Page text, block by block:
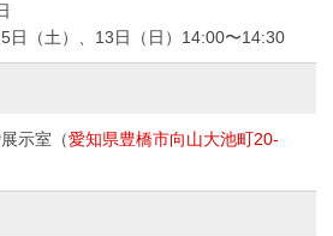
日（土）、13日（日）14:00〜14:30
示室（愛知県豊橋市向山大池町20-